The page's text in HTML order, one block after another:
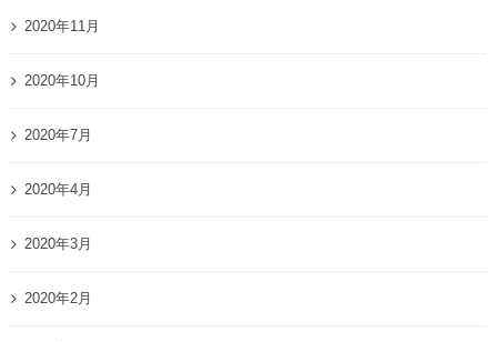
2020年11月
2020年10月
2020年7月
2020年4月
2020年3月
2020年2月